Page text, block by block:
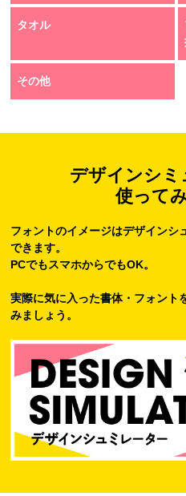
タオル
その他
デザインシミ
使って
フォントのイメージはデザインシ
できます。
PCでもスマホからでもOK。
実際に気に入った書体・フォント
みましょう。